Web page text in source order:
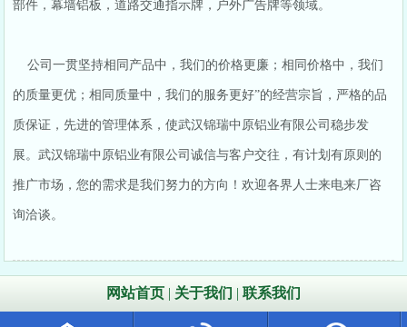
部件，幕墙铝板，道路交通指示牌，户外广告牌等领域。
公司一贯坚持相同产品中，我们的价格更廉；相同价格中，我们
的质量更优；相同质量中，我们的服务更好”的经营宗旨，严格的品
质保证，先进的管理体系，使武汉锦瑞中原铝业有限公司稳步发
展。武汉锦瑞中原铝业有限公司诚信与客户交往，有计划有原则的
推广市场，您的需求是我们努力的方向！欢迎各界人士来电来厂咨
询洽谈。
网站首页 | 关于我们 | 联系我们